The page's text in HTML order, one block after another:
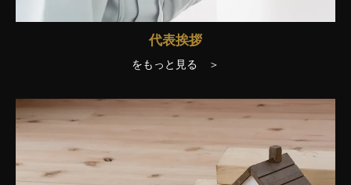
代表挨拶
をもっと見る ＞